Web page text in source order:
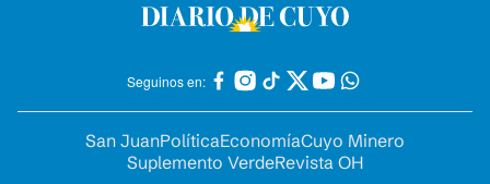
Seguinos en:
San JuanPolíticaEconomíaCuyo Minero
Suplemento VerdeRevista OH